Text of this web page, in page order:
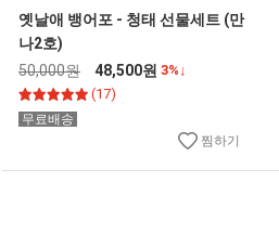
옛날애 뱅어포 - 청태 선물세트 (만
나2호)
50,000원
48,500원 3%↓
(17)
무료배송
찜하기